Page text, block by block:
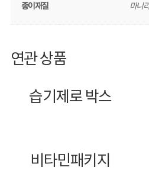
종이재질 마니
연관 상품
습기제로 박스
비타민패키지